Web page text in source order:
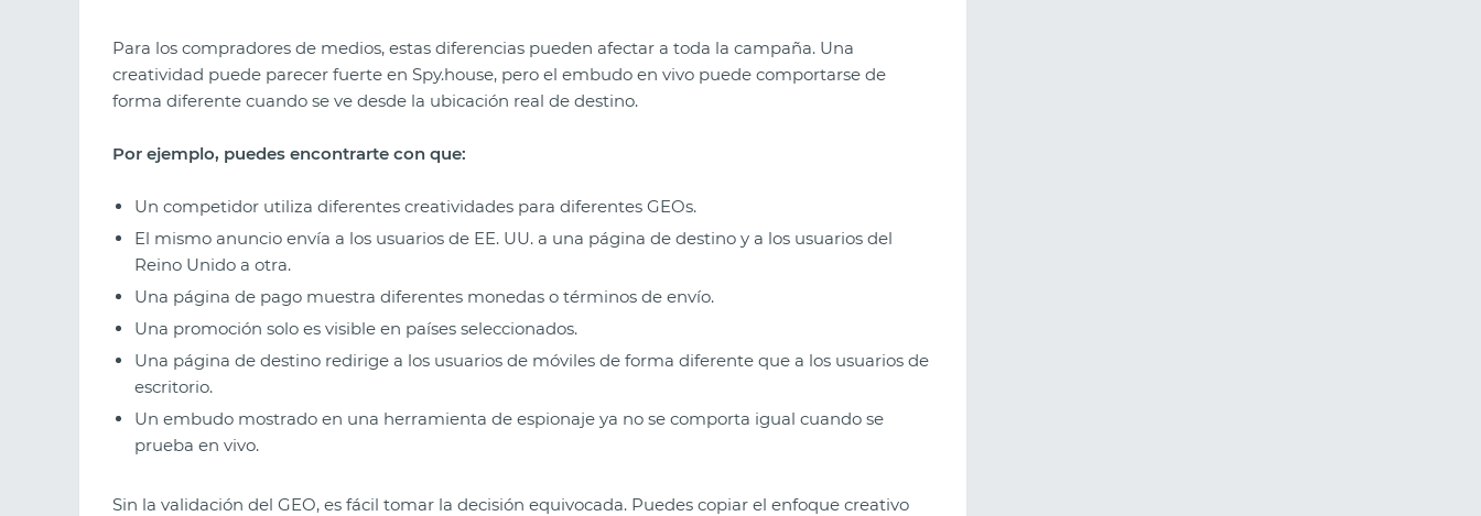
Para los compradores de medios, estas diferencias pueden afectar a toda la campaña. Una
creatividad puede parecer fuerte en Spy.house, pero el embudo en vivo puede comportarse de
forma diferente cuando se ve desde la ubicación real de destino.
Por ejemplo, puedes encontrarte con que:
Un competidor utiliza diferentes creatividades para diferentes GEOs.
El mismo anuncio envía a los usuarios de EE. UU. a una página de destino y a los usuarios del
Reino Unido a otra.
Una página de pago muestra diferentes monedas o términos de envío.
Una promoción solo es visible en países seleccionados.
Una página de destino redirige a los usuarios de móviles de forma diferente que a los usuarios de
escritorio.
Un embudo mostrado en una herramienta de espionaje ya no se comporta igual cuando se
prueba en vivo.
Sin la validación del GEO, es fácil tomar la decisión equivocada. Puedes copiar el enfoque creativo